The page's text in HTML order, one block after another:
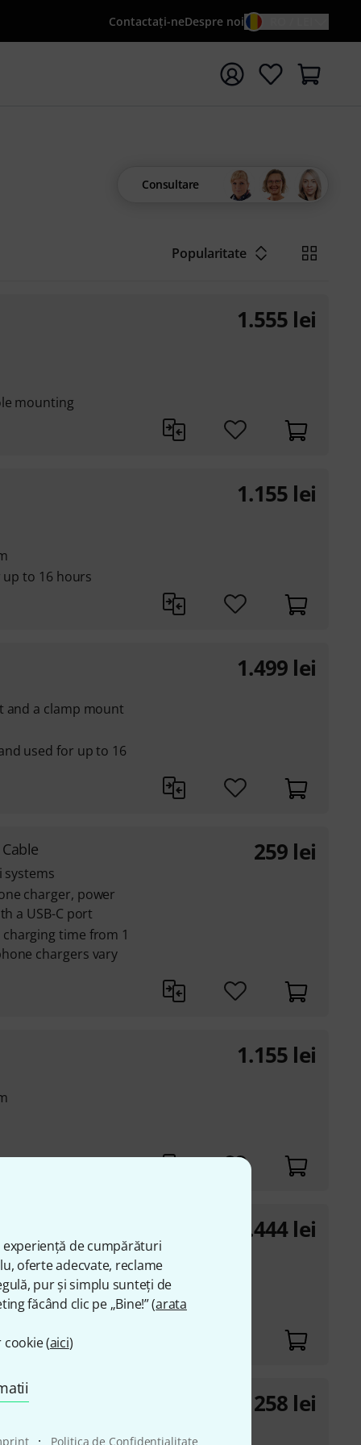
de cumpărături
oferte adecvate, reclame
pur și simplu sunteți de
făcând clic pe „Bine!” (arata
(aici)
· Politica de Confidenţialitate
Contactaţi-neDespre noi
căutarea cu termenul de căutare {searchTerm}
Consultare
Popularitate
mounting
1.555 lei
up to 16 hours
1.155 lei
and a clamp mount
used for up to 16
1.499 lei
systems
charger, power
a USB-C port
time from 1
chargers vary
259 lei
1.155 lei
mounting
1.444 lei
258 lei